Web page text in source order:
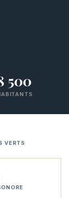
500
VERTS